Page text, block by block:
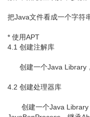
把Java文件看成一个字符
* 使用APT
4.1 创建注解库
创建一个Java Library
4.2 创建处理器库
创建一个Java Library